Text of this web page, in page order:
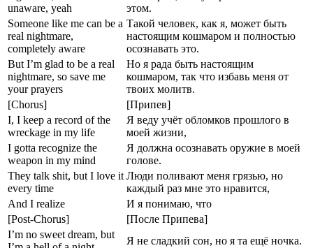
unaware, yeah
этом.
Someone like me can be a
real nightmare,
completely aware
Такой человек, как я, может быть
настоящим кошмаром и полностью
осознавать это.
But I’m glad to be a real
nightmare, so save me
your prayers
Но я рада быть настоящим
кошмаром, так что избавь меня от
твоих молитв.
[Chorus]
[Припев]
I, I keep a record of the
wreckage in my life
Я веду учёт обломков прошлого в
моей жизни,
I gotta recognize the
weapon in my mind
Я должна осознавать оружие в моей
голове.
They talk shit, but I love it
every time
Люди поливают меня грязью, но
каждый раз мне это нравится,
And I realize
И я понимаю, что
[Post-Chorus]
[После Припева]
I’m no sweet dream, but
Я не сладкий сон, но я та ещё ночка.